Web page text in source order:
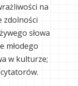
na
zdolności
słowa
młodego
w kulturze;